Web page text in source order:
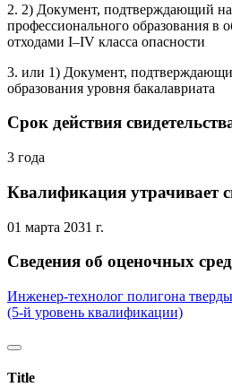
2. 2) Документ, подтверждающий
профессионального образования в
отходами I–IV класса опасности
3. или 1) Документ,
образования уровня бакалавриата
Срок действия
3 года
Квалификация утрачивает
01 марта 2031 г.
Сведения об оценочных
Инженер-технолог полигона
(5-й уровень квалификации)
Title